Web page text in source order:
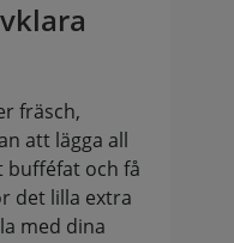
fräsch,
att lägga all
bufféfat och få
det lilla extra
med dina